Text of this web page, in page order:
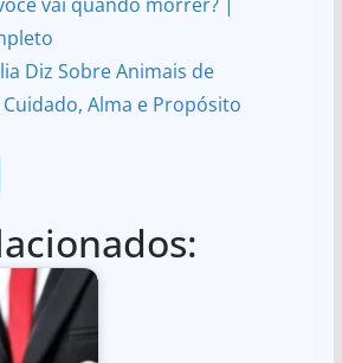
Diz Sobre Animais de
Cuidado, Alma e Propósito
ar
e